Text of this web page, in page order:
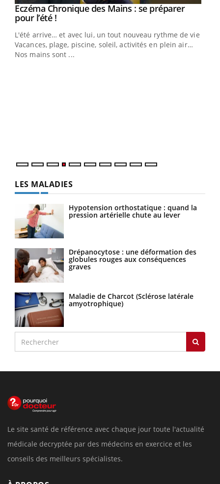
Youtube
Eczéma Chronique des Mains : se préparer
pour l’été !Youtube
L'été arrive… et avec lui, un tout nouveau rythme de vie !
Vacances, plage, piscine, soleil, activités en plein air…
Nos mains sont ...
LES MALADIES
Hypotension orthostatique : quand la
pression artérielle chute au lever
Drépanocytose : une déformation des
globules rouges aux conséquences
graves
Maladie de Charcot (Sclérose latérale
amyotrophique)
Le site santé de référence avec chaque jour toute l'actualité
médicale decryptée par des médecins en exercice et les
conseils des meilleurs spécialistes.